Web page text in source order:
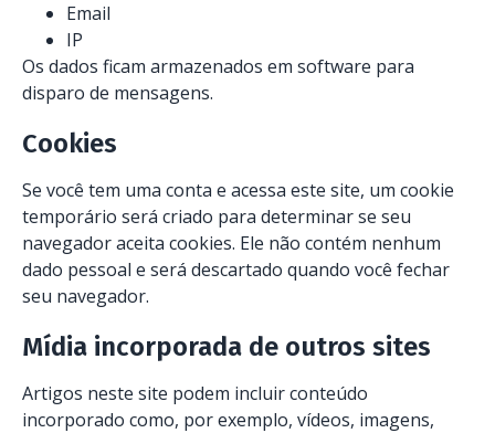
Email
IP
Os dados ficam armazenados em software para
disparo de mensagens.
Cookies
Se você tem uma conta e acessa este site, um cookie
temporário será criado para determinar se seu
navegador aceita cookies. Ele não contém nenhum
dado pessoal e será descartado quando você fechar
seu navegador.
Mídia incorporada de outros sites
Artigos neste site podem incluir conteúdo
incorporado como, por exemplo, vídeos, imagens,